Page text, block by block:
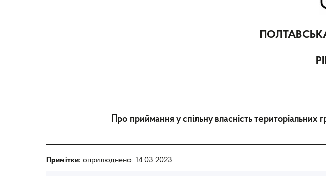
Про приймання у спільну власність територіальних
Примітки: оприлюднено: 14.03.2023